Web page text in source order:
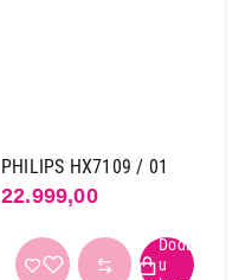
PHILIPS HX7109 / 01
22.999,00